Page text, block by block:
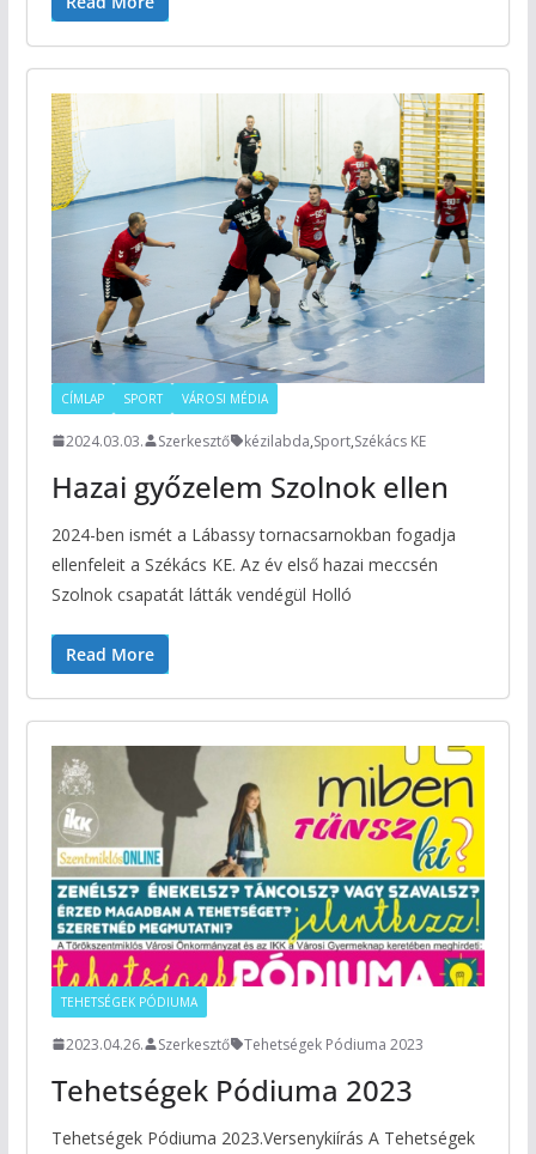
CÍMLAP SPORT VÁROSI MÉDIA
2024.03.03. Szerkesztő kézilabda,Sport,Székács KE
Hazai győzelem Szolnok ellen
2024-ben ismét a Lábassy tornacsarnokban fogadja
ellenfeleit a Székács KE. Az év első hazai meccsén
Szolnok csapatát látták vendégül Holló
Read More
TEHETSÉGEK PÓDIUMA
2023.04.26. Szerkesztő Tehetségek Pódiuma 2023
Tehetségek Pódiuma 2023
Tehetségek Pódiuma 2023.Versenykiírás A Tehetségek